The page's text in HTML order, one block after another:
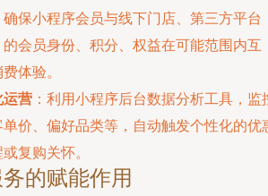
确保小程序会员与线下门店、第三方平台
的会员身份、积分、权益在可能范围内互
体验。
运营 ：利用小程序后台数据分析工具，监
价、偏好品类等，自动触发个性化的优
复购关怀。
的赋能作用